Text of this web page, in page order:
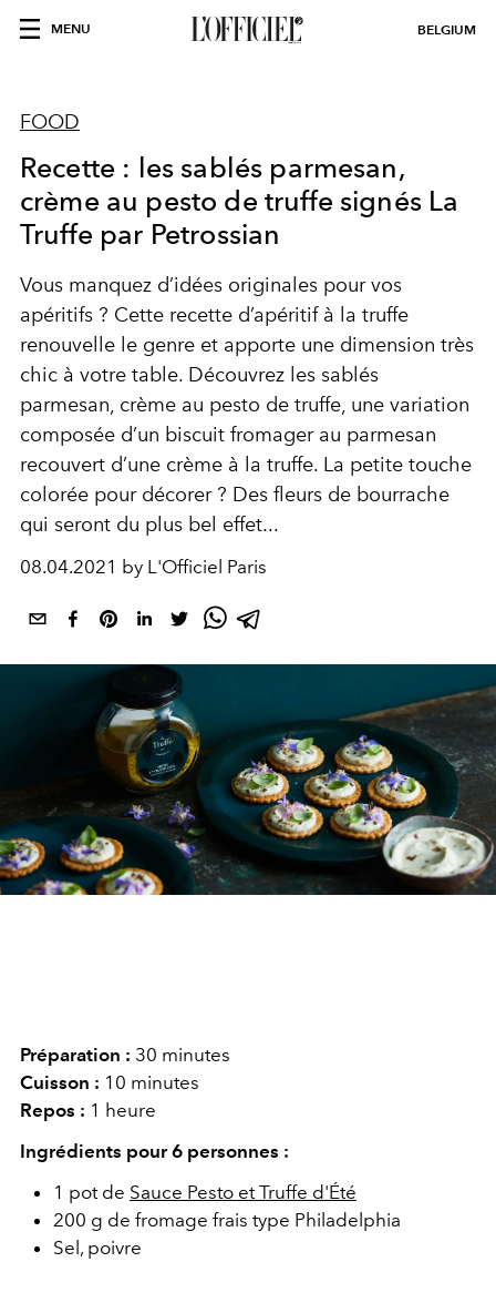
MENU BELGIUM
FOOD
Recette : les sablés parmesan,
crème au pesto de truffe signés La
Truffe par Petrossian
Vous manquez d’idées originales pour vos
apéritifs ? Cette recette d’apéritif à la truffe
renouvelle le genre et apporte une dimension très
chic à votre table. Découvrez les sablés
parmesan, crème au pesto de truffe, une variation
composée d’un biscuit fromager au parmesan
recouvert d’une crème à la truffe. La petite touche
colorée pour décorer ? Des fleurs de bourrache
qui seront du plus bel effet...
08.04.2021 by L'Officiel Paris
Préparation : 30 minutes
Cuisson : 10 minutes
Repos : 1 heure
Ingrédients pour 6 personnes :
1 pot de Sauce Pesto et Truffe d'Été
200 g de fromage frais type Philadelphia
Sel, poivre